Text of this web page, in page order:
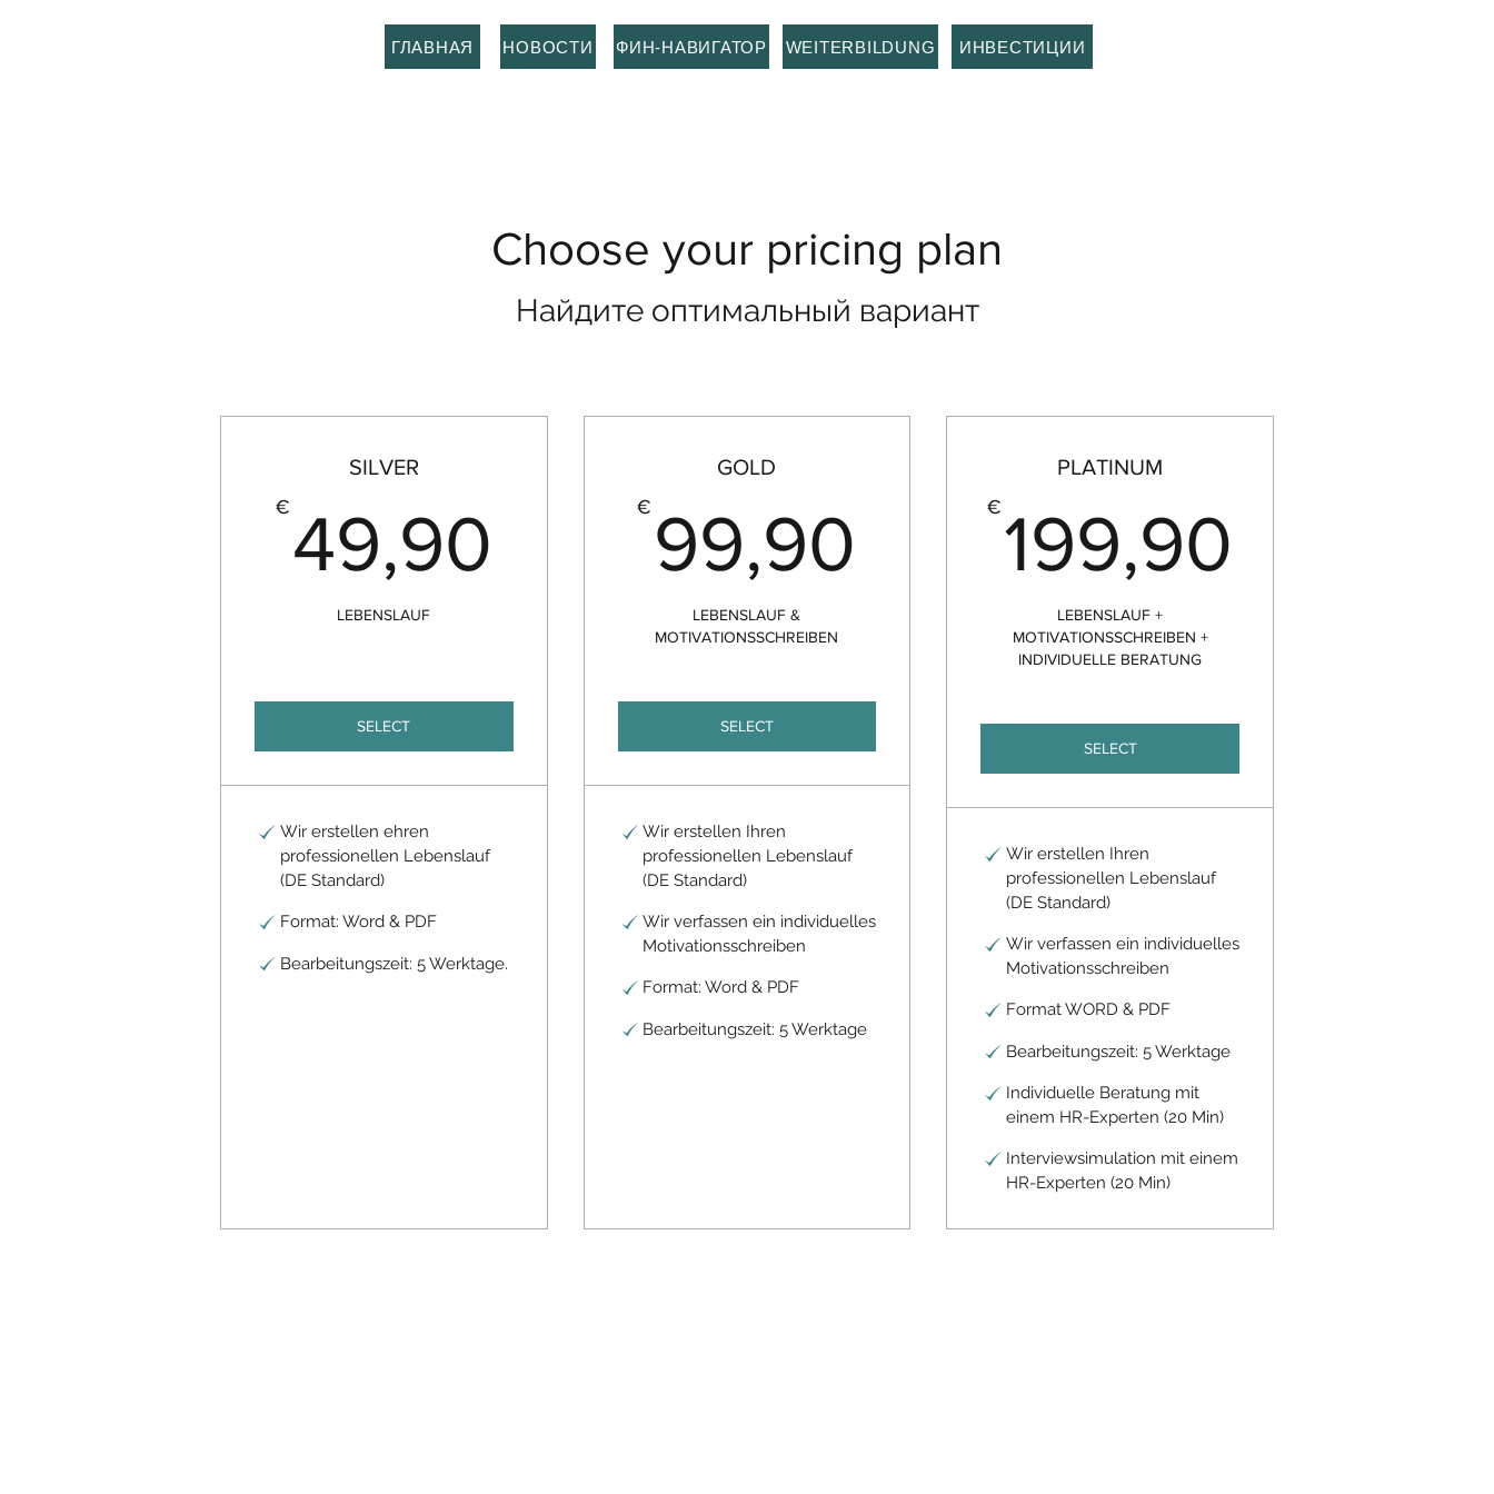
ГЛАВНАЯ НОВОСТИ ФИН-НАВИГАТОР WEITERBILDUNG ИНВЕСТИЦИИ
Choose your pricing plan
Найдите оптимальный вариант
SILVER
€ 49,90 49,90€
LEBENSLAUF
SELECT
Wir erstellen ehren
professionellen Lebenslauf
(DE Standard)
Format: Word & PDF
Bearbeitungszeit: 5 Werktage.
GOLD
€ 99,90 99,90€
LEBENSLAUF &
MOTIVATIONSSCHREIBEN
SELECT
Wir erstellen Ihren
professionellen Lebenslauf
(DE Standard)
Wir verfassen ein individuelles
Motivationsschreiben
Format: Word & PDF
Bearbeitungszeit: 5 Werktage
PLATINUM
€ 199,90
LEBENSLAUF +
MOTIVATIONSSCHREIBEN +
INDIVIDUELLE BERATUNG
SELECT
Wir erstellen Ihren
professionellen Lebenslauf
(DE Standard)
Wir verfassen ein individuelles
Motivationsschreiben
Format WORD & PDF
Bearbeitungszeit: 5 Werktage
Individuelle Beratung mit
einem HR-Experten (20 Min)
Interviewsimulation mit einem
HR-Experten (20 Min)